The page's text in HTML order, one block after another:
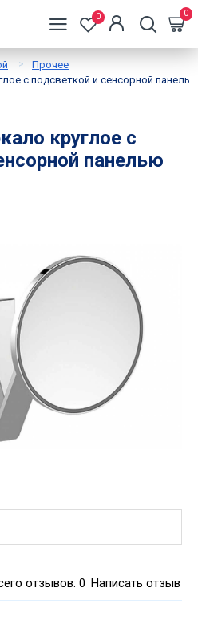
0 0
Прочее
с подсветкой и сенсорной панель
круглое с
панелью
отзывов: 0 Написать отзыв